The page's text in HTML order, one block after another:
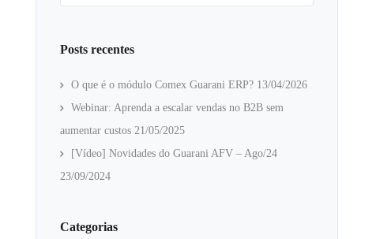
Posts recentes
O que é o módulo Comex Guarani ERP? 13/04/2026
Webinar: Aprenda a escalar vendas no B2B sem
aumentar custos 21/05/2025
[Vídeo] Novidades do Guarani AFV – Ago/24
23/09/2024
Categorias